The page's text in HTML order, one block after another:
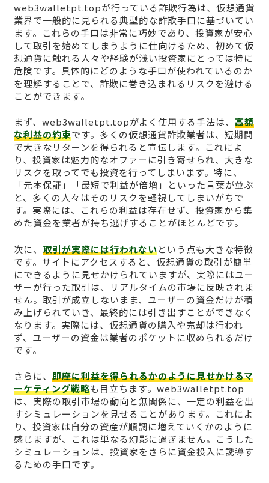
web3walletpt.topが行っている詐欺行為は、仮想通貨
業界で一般的に見られる典型的な詐欺手口に基づいてい
ます。これらの手口は非常に巧妙であり、投資家が安心
して取引を始めてしまうように仕向けるため、初めて仮
想通貨に触れる人々や経験が浅い投資家にとっては特に
危険です。具体的にどのような手口が使われているのか
を理解することで、詐欺に巻き込まれるリスクを避ける
ことができます。
まず、web3walletpt.topがよく使用する手法は、 高額
な利益の約束です。多くの仮想通貨詐欺業者は、短期間
で大きなリターンを得られると宣伝します。これによ
り、投資家は魅力的なオファーに引き寄せられ、大きな
リスクを取ってでも投資を行ってしまいます。特に、
「元本保証」「最短で利益が倍増」といった言葉が並ぶ
と、多くの人々はそのリスクを軽視してしまいがちで
す。実際には、これらの利益は存在せず、投資家から集
めた資金を業者が持ち逃げすることがほとんどです。
次に、 取引が実際には行われないという点も大きな特徴
です。サイトにアクセスすると、仮想通貨の取引が簡単
にできるように見せかけられていますが、実際にはユー
ザーが行った取引は、リアルタイムの市場に反映されま
せん。取引が成立しないまま、ユーザーの資金だけが積
み上げられていき、最終的には引き出すことができなく
なります。実際には、仮想通貨の購入や売却は行われ
ず、ユーザーの資金は業者のポケットに収められるだけ
です。
さらに、 即座に利益を得られるかのように見せかけるマ
ーケティング戦略も目立ちます。web3walletpt.top
は、実際の取引市場の動向と無関係に、一定の利益を出
すシミュレーションを見せることがあります。これによ
り、投資家は自分の資産が順調に増えていくかのように
感じますが、これは単なる幻影に過ぎません。こうした
シミュレーションは、投資家をさらに資金投入に誘導す
るための手口です。